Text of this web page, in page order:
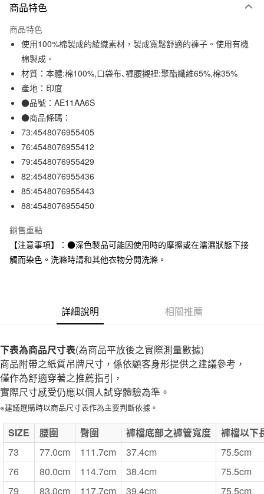
信用卡一次付款
信用卡分期付款
3 期 0 利率 每期
合作金庫商業銀行
第一商業銀行
華南商業銀行
上海商業儲蓄銀行
臺灣中小企業銀行
匯豐（台灣）商業銀行
聯邦商業銀行
元大商業銀行
玉山商業銀行
台灣樂天信用卡公司
超商取貨付款
LINE Pay
Apple Pay
街口支付
悠遊付
運送方式
全家取貨付款
每筆NT$65，滿NT$1,000(含以上)免運費
付款後全家取貨
每筆NT$65，滿NT$1,000(含以上)免運費
每筆NT$65，滿NT$1,000(含以上)免運費
付款後7-11取貨
宅配
每筆NT$150，滿NT$2,000(含以上)免運費
無印良品門市自取
商品特色
商品特色
使用100%棉製成的綾織素材，製成寬鬆舒適的褲子。使用有機
棉製成。
材質：本體:棉100%,口袋布､褲腰襯裡:聚酯纖維65%,棉35%
產地：印度
●品號：AE11AA6S
●商品條碼：
73:4548076955405
76:4548076955412
79:4548076955429
82:4548076955436
85:4548076955443
88:4548076955450
銷售重點
【注意事項】：●深色製品可能因使用時的摩擦或在濡濕狀態下接
觸而染色。洗滌時請和其他衣物分開洗滌。
詳細說明 相關推薦
下表為商品尺寸表(為商品平放後之實際測量數據)
商品附帶之紙質吊牌尺寸，係依顧客身形提供之建議參考，
僅作為舒適穿著之推薦指引，
實際尺寸感受仍應以個人試穿體驗為準。
※建議選購時以商品尺寸表作為主要判斷依據。
SIZE 腰圍 臀圍 褲檔底部之褲管寬度
褲檔以下
73
77.0cm 111.7cm 37.4cm
75.5cm
76
80.0cm 114.7cm 38.4cm
75.5cm
79
83.0cm 117.7cm 39.4cm
75.5cm